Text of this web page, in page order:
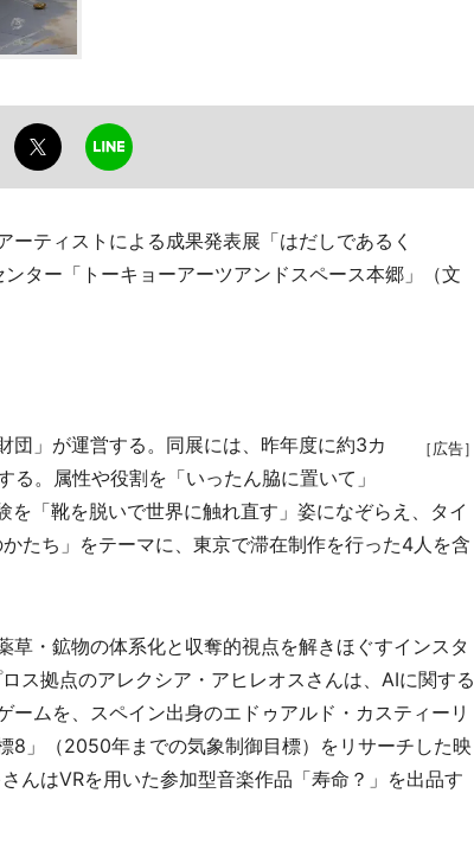
ティストによる成果発表展「はだしであるく
ター「トーキョーアーツアンドスペース本郷」（文
［広告］
」が運営する。同展には、昨年度に約3カ
。属性や役割を「いったん脇に置いて」
「靴を脱いで世界に触れ直す」姿になぞらえ、タイ
たち」をテーマに、東京で滞在制作を行った4人を含
・鉱物の体系化と収奪的視点を解きほぐすインスタ
ス拠点のアレクシア・アヒレオスさんは、AIに関する
ムを、スペイン出身のエドゥアルド・カスティーリ
8」（2050年までの気象制御目標）をリサーチした映
んはVRを用いた参加型音楽作品「寿命？」を出品す